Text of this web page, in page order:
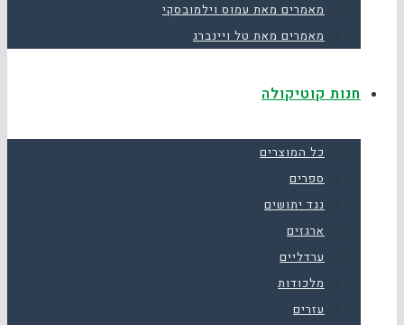
מאמרים מאת עמוס וילמובסקי
מאמרים מאת טל ויינברג
חנות קוטיקולה
כל המוצרים
ספרים
נגד יתושים
ארגזים
ערדליים
מלכודות
עזרים